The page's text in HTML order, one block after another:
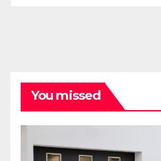
You missed